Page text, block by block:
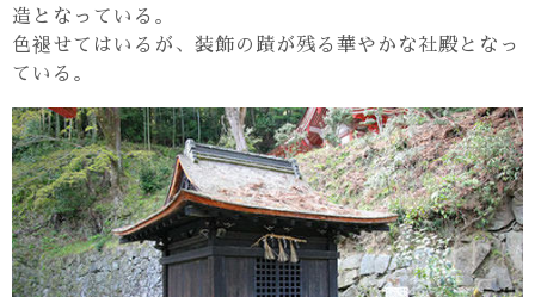
造となっている。
色褪せてはいるが、装飾の蹟が残る華やかな社殿となっ
ている。